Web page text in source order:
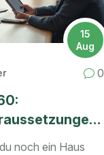
15
Aug
0
noch ein Haus